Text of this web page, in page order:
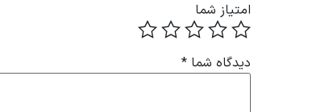
امتیاز شما
دیدگاه شما *